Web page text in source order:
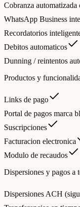
Cobranza automatizada
WhatsApp Business
Recordatorios
Debitos automaticos
Dunning / reintentos
Productos y
Links de pago
Portal de pagos marca
Suscripciones
Facturacion electronica
Modulo de recaudos
Dispersiones y pagos a
Dispersiones ACH